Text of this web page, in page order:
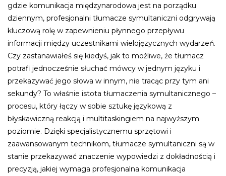
gdzie komunikacja międzynarodowa jest na porządku
dziennym, profesjonalni tłumacze symultaniczni odgrywają
kluczową rolę w zapewnieniu płynnego przepływu
informacji między uczestnikami wielojęzycznych wydarzeń.
Czy zastanawiałeś się kiedyś, jak to możliwe, że tłumacz
potrafi jednocześnie słuchać mówcy w jednym języku i
przekazywać jego słowa w innym, nie tracąc przy tym ani
sekundy? To właśnie istota tłumaczenia symultanicznego –
procesu, który łączy w sobie sztukę językową z
błyskawiczną reakcją i multitaskingiem na najwyższym
poziomie. Dzięki specjalistycznemu sprzętowi i
zaawansowanym technikom, tłumacze symultaniczni są w
stanie przekazywać znaczenie wypowiedzi z dokładnością i
precyzją, jakiej wymaga profesjonalna komunikacja